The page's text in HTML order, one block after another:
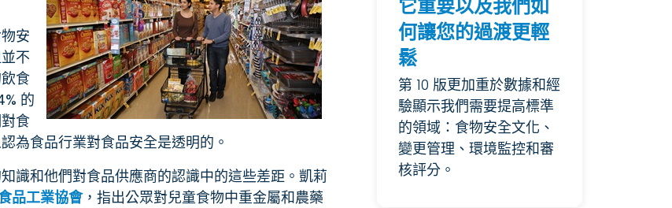
安
不
食
的
食
為食品行業對食品安全是透明的。
識和他們對食品供應商的認識中的這些差距。凱莉
品工業協會，指出公眾對兒童食物中重金屬和農藥
它重要以及我們如
何讓您的過渡更輕
鬆
第 10 版更加重於數據和經
驗顯示我們需要提高標準
的領域：食物安全文化、
變更管理、環境監控和審
核評分。